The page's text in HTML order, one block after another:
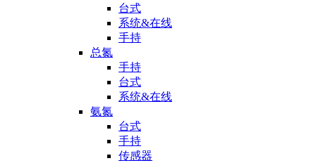
台式
系统&在线
手持
总氮
手持
台式
系统&在线
氨氮
台式
手持
传感器